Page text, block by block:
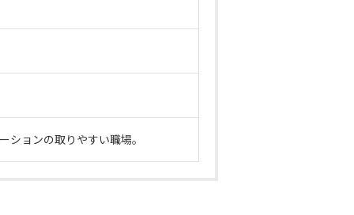
ションの取りやすい職場。